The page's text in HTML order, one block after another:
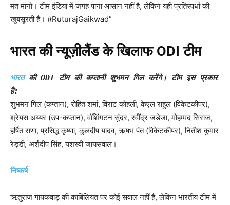
मत मानो। टीम इंडिया में जगह पाना आसान नहीं है, लेकिन यही प्रतिस्पर्धा की
खूबसूरती है। #RuturajGaikwad”
भारत की न्यूज़ीलैंड के खिलाफ ODIटीम
भारतकी ODI टीम की कप्तानी शुभमन गिल करेंगे। टीम इस प्रकार
है:
शुभमन गिल (कप्तान), रोहित शर्मा, विराट कोहली, केएल राहुल (विकेटकीपर),
श्रेयस अय्यर (उप-कप्तान), वॉशिंगटन सुंदर, रवींद्र जडेजा, मोहम्मद सिराज,
हर्षित राणा, प्रसिद्ध कृष्णा, कुलदीप यादव, ऋषभ पंत (विकेटकीपर), नितीश कुमार
रेड्डी, अर्शदीप सिंह, यशस्वी जायसवाल।
निष्कर्ष
ऋतुराज गायकवाड़ की काबिलियत पर कोई सवाल नहीं है, लेकिन भारतीय टीम में